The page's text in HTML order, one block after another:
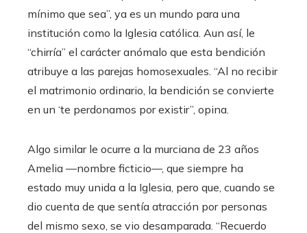
mínimo que sea”, ya es un mundo para una
institución como la Iglesia católica. Aun así, le
“chirría” el carácter anómalo que esta bendición
atribuye a las parejas homosexuales. “Al no recibir
el matrimonio ordinario, la bendición se convierte
en un ‘te perdonamos por existir”, opina.
Algo similar le ocurre a la murciana de 23 años
Amelia —nombre ficticio—, que siempre ha
estado muy unida a la Iglesia, pero que, cuando se
dio cuenta de que sentía atracción por personas
del mismo sexo, se vio desamparada. “Recuerdo